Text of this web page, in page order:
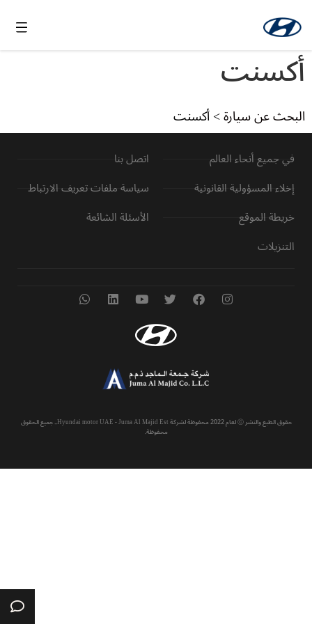
أكسنت
البحث عن سيارة>أكسنت
في جميع أنحاء العالم
إخلاء المسؤولية القانونية
خريطة الموقع
التنزيلات
اتصل بنا
سياسة ملفات تعريف الارتباط
الأسئلة الشائعة
حقوق الطبع والنشر ⓒ لعام 2022 محفوظة لشركة Hyundai motor UAE - Juma Al Majid Est.. جميع الحقوق
محفوظة.